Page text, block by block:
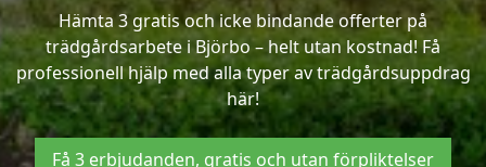
Hämta 3 gratis och icke bindande offerter på
trädgårdsarbete i Björbo – helt utan kostnad! Få
professionell hjälp med alla typer av trädgårdsuppdrag
här!
Få 3 erbjudanden, gratis och utan förpliktelser